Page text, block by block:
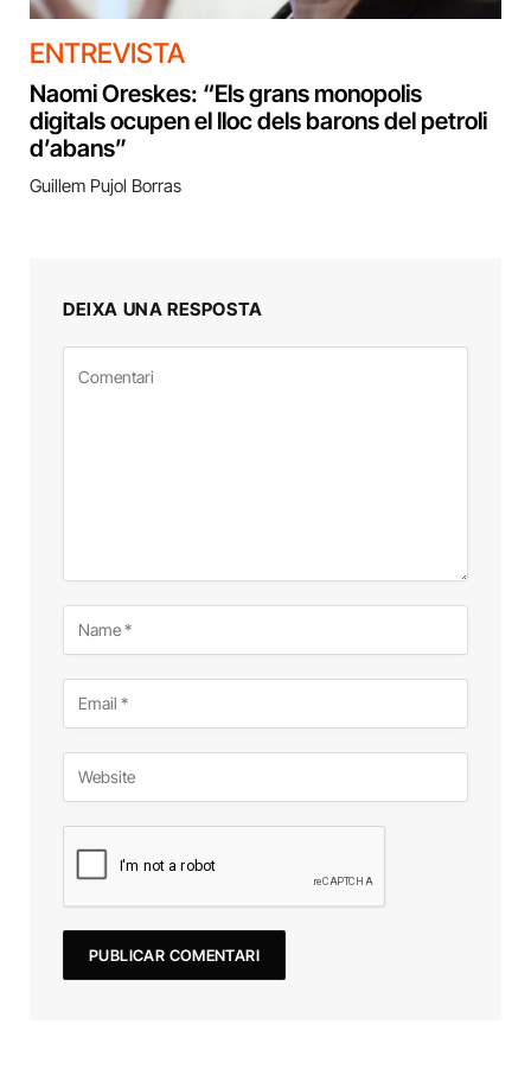
ENTREVISTA
Naomi Oreskes: “Els grans monopolis
digitals ocupen el lloc dels barons del petroli
d’abans”
Guillem Pujol Borras
DEIXA UNA RESPOSTA